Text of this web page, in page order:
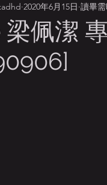
2021
梁佩潔
2020年6月15日 讀畢